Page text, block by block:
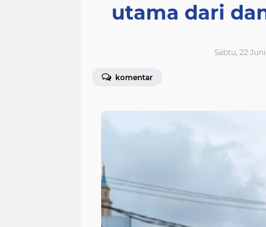
utama dari
Sabtu, 22
komentar